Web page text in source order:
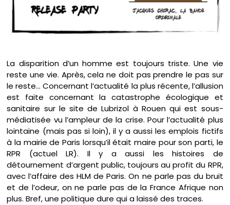
La disparition d’un homme est toujours triste. Une vie
reste une vie. Après, cela ne doit pas prendre le pas sur
le reste… Concernant l’actualité la plus récente, l’allusion
est faite concernant la catastrophe écologique et
sanitaire sur le site de Lubrizol à Rouen qui est sous-
médiatisée vu l’ampleur de la crise. Pour l’actualité plus
lointaine (mais pas si loin), il y a aussi les emplois fictifs
à la mairie de Paris lorsqu’il était maire pour son parti, le
RPR (actuel LR). Il y a aussi les histoires de
détournement d’argent public, toujours au profit du RPR,
avec l’affaire des HLM de Paris. On ne parle pas du bruit
et de l’odeur, on ne parle pas de la France Afrique non
plus. Bref, une politique dure qui a laissé des traces.